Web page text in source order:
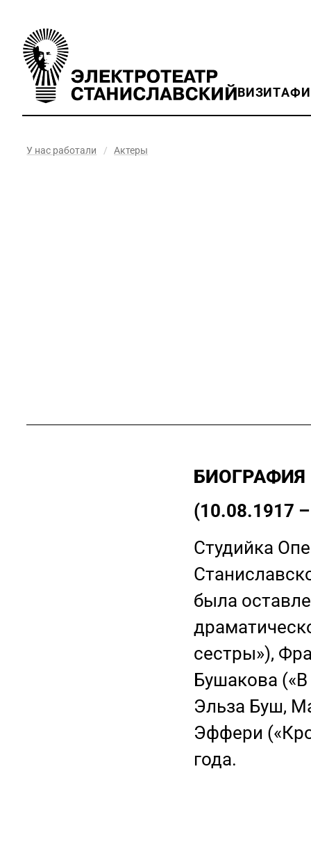
ВИЗИТ
У нас работали / Актеры
БИОГРАФИЯ
(10.08.1917
Студийка
была
сестры»),
Бушакова
Эльза Буш,
Эффери
года.